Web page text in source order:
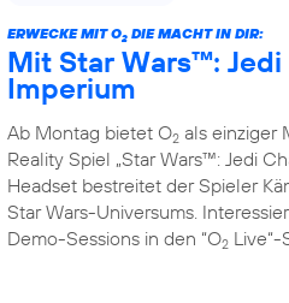
ERWECKE MIT O2 DIE MACHT IN DIR:
Mit Star Wars™:
Imperium
Ab Montag bietet O2 als einziger
Reality Spiel „Star Wars™: Jedi
Headset bestreitet der Spieler
Star Wars-Universums.
Demo-Sessions in den “O2